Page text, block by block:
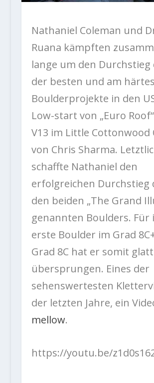
Nathaniel Coleman und
Ruana kämpften
lange um den Durchstieg
der besten und am
Boulderprojekte in den
Low-start von „Euro
V13 im Little Cottonwood
von Chris Sharma.
schaffte Nathaniel den
erfolgreichen Durchstieg
den beiden „The Grand
genannten Boulders. Für
erste Boulder im Grad
Grad 8C hat er somit glatt
übersprungen. Eines der
sehenswertesten
der letzten Jahre, ein
mellow.
https://youtu.be/